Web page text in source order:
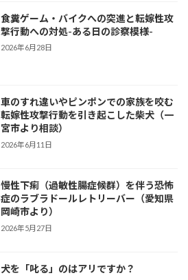
食糞ゲーム・バイクへの突進と転嫁性攻
撃行動への対処-ある日の診察模様-
2026年6月28日
車のすれ違いやピンポンでの家族を咬む
転嫁性攻撃行動を引き起こした柴犬（一
宮市より相談）
2026年6月11日
慢性下痢（過敏性腸症候群）を伴う恐怖
症のラブラドールレトリーバー（愛知県
岡崎市より）
2026年5月27日
犬を「叱る」のはアリですか？